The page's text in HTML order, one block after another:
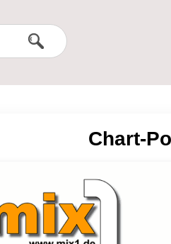
Chart-